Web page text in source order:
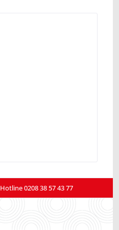
Hotline 0208 38 57 43 77